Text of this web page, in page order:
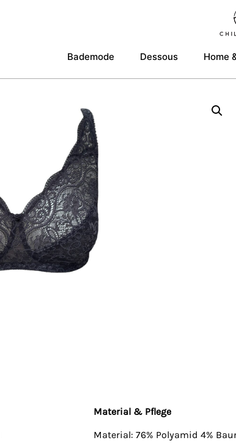
Bademode Dessous Home
Material & Pflege
Material: 76% Polyamid 4%